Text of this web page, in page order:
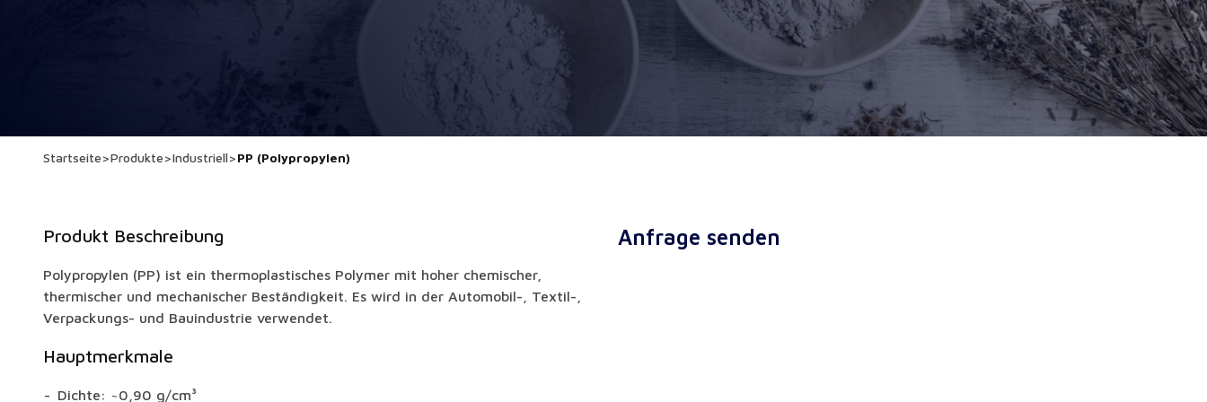
Startseite>Produkte>Industriell>PP (Polypropylen)
Produkt Beschreibung
Polypropylen (PP) ist ein thermoplastisches Polymer mit hoher chemischer,
thermischer und mechanischer Beständigkeit. Es wird in der Automobil-, Textil-,
Verpackungs- und Bauindustrie verwendet.
Hauptmerkmale
Dichte: ~0,90 g/cm³
Anfrage senden